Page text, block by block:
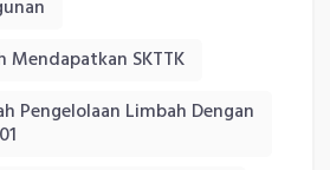
Mendapatkan SKTTK
Pengelolaan Limbah Dengan